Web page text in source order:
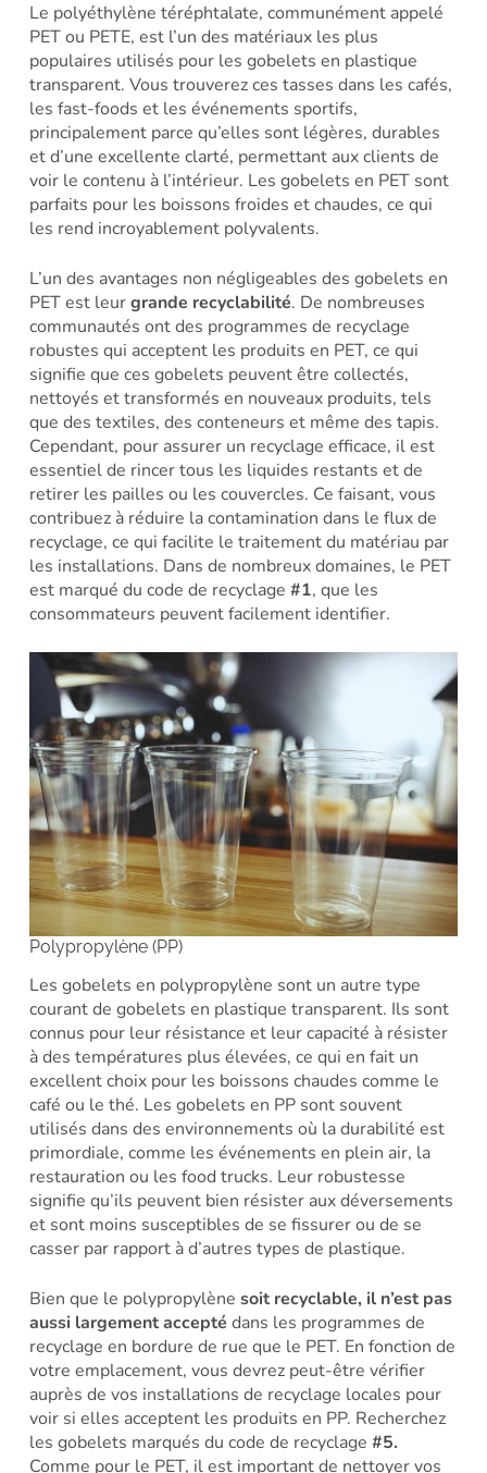
Le polyéthylène téréphtalate, communément appelé
PET ou PETE, est l’un des matériaux les plus
populaires utilisés pour les gobelets en plastique
transparent. Vous trouverez ces tasses dans les cafés,
les fast-foods et les événements sportifs,
principalement parce qu’elles sont légères, durables
et d’une excellente clarté, permettant aux clients de
voir le contenu à l’intérieur. Les gobelets en PET sont
parfaits pour les boissons froides et chaudes, ce qui
les rend incroyablement polyvalents.
L’un des avantages non négligeables des gobelets en
PET est leurgrande recyclabilité. De nombreuses
communautés ont des programmes de recyclage
robustes qui acceptent les produits en PET, ce qui
signifie que ces gobelets peuvent être collectés,
nettoyés et transformés en nouveaux produits, tels
que des textiles, des conteneurs et même des tapis.
Cependant, pour assurer un recyclage efficace, il est
essentiel de rincer tous les liquides restants et de
retirer les pailles ou les couvercles. Ce faisant, vous
contribuez à réduire la contamination dans le flux de
recyclage, ce qui facilite le traitement du matériau par
les installations. Dans de nombreux domaines, le PET
est marqué du code de recyclage #1, que les
consommateurs peuvent facilement identifier.
Polypropylène (PP)
Les gobelets en polypropylène sont un autre type
courant de gobelets en plastique transparent. Ils sont
connus pour leur résistance et leur capacité à résister
à des températures plus élevées, ce qui en fait un
excellent choix pour les boissons chaudes comme le
café ou le thé. Les gobelets en PP sont souvent
utilisés dans des environnements où la durabilité est
primordiale, comme les événements en plein air, la
restauration ou les food trucks. Leur robustesse
signifie qu’ils peuvent bien résister aux déversements
et sont moins susceptibles de se fissurer ou de se
casser par rapport à d’autres types de plastique.
Bien que le polypropylène soit recyclable, il n’est pas
aussi largement accepté dans les programmes de
recyclage en bordure de rue que le PET. En fonction de
votre emplacement, vous devrez peut-être vérifier
auprès de vos installations de recyclage locales pour
voir si elles acceptent les produits en PP. Recherchez
les gobelets marqués du code de recyclage #5.
Comme pour le PET, il est important de nettoyer vos